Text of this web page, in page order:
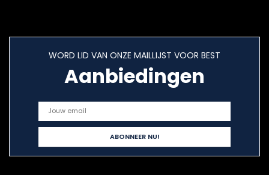
WORD LID VAN ONZE MAILLIJST VOOR BEST
Aanbiedingen